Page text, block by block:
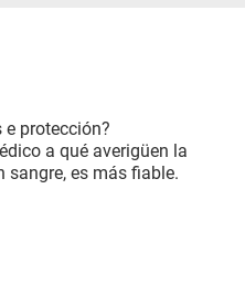
e protección?
a qué averigüen la
sangre, es más fiable.